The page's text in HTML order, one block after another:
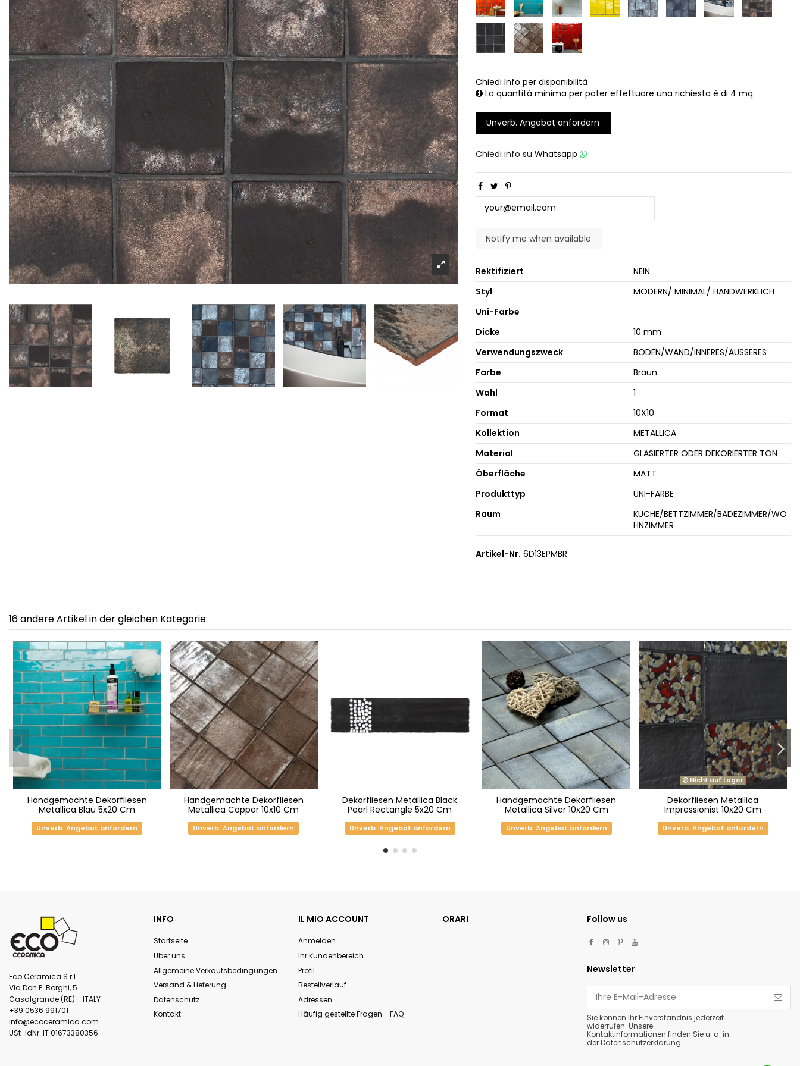
Chiedi Info per disponibilità
La quantità minima per poter effettuare una richiesta è di 4 mq.
Unverb. Angebot anfordern
Chiedi info su Whatsapp
Rektifiziert
NEIN
Styl
MODERN/ MINIMAL/ HANDWERKLICH
Uni-Farbe
Dicke
10 mm
Verwendungszweck
BODEN/WAND/INNERES/AUSSERES
Farbe
Braun
Wahl
1
Format
10X10
Kollektion
METALLICA
Material
GLASIERTER ODER DEKORIERTER TON
Öberfläche
MATT
Produkttyp
UNI-FARBE
Raum
KÜCHE/BETTZIMMER/BADEZIMMER/WO
HNZIMMER
Artikel-Nr. 6D13EPMBR
16 andere Artikel in der gleichen Kategorie:
Handgemachte Dekorfliesen
Metallica Blau 5x20 Cm
Unverb. Angebot anfordern
Handgemachte Dekorfliesen
Metallica Copper 10x10 Cm
Unverb. Angebot anfordern
Dekorfliesen Metallica Black
Pearl Rectangle 5x20 Cm
Unverb. Angebot anfordern
Handgemachte Dekorfliesen
Metallica Silver 10x20 Cm
Unverb. Angebot anfordern
Nicht auf Lager
Dekorfliesen Metallica
Impressionist 10x20 Cm
Unverb. Angebot anfordern
Eco Ceramica S.r.l.
Via Don P. Borghi, 5
Casalgrande (RE) - ITALY
+39 0536 991701
info@ecoceramica.com
USt-IdNr: IT 01673380356
INFO
Startseite
Über uns
Allgemeine Verkaufsbedingungen
Versand & Lieferung
Datenschutz
Kontakt
IL MIO ACCOUNT
Anmelden
Ihr Kundenbereich
Profil
Bestellverlauf
Adressen
Häufig gestellte Fragen - FAQ
ORARI Follow us
Newsletter
Sie können Ihr Einverständnis jederzeit
widerrufen. Unsere
Kontaktinformationen finden Sie u. a. in
der Datenschutzerklärung.